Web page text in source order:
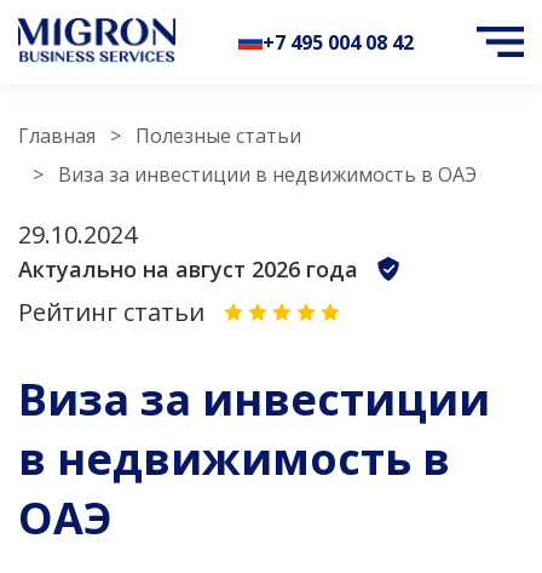
+7 495 004 08 42
Главная
Полезные статьи
Виза за инвестиции в недвижимость в ОАЭ
29.10.2024
Актуально на август 2026 года
Рейтинг статьи
Виза за инвестиции
в недвижимость в
ОАЭ